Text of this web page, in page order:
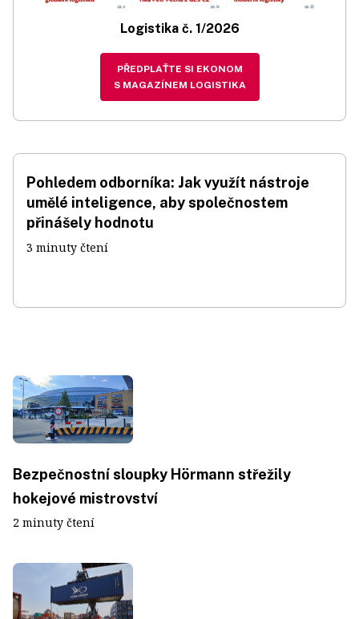
Logistika č. 1/2026
PŘEDPLAŤTE SI EKONOM
S MAGAZÍNEM LOGISTIKA
Pohledem odborníka: Jak využít nástroje
umělé inteligence, aby společnostem
přinášely hodnotu
3 minuty čtení
Bezpečnostní sloupky Hörmann střežily
hokejové mistrovství
2 minuty čtení